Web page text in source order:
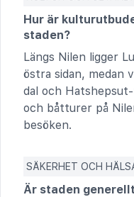
Hur är
staden?
Längs Nilen ligger
östra sidan, medan
dal och
och båtturer på
besöken.
SÄKERHET OCH
Är staden